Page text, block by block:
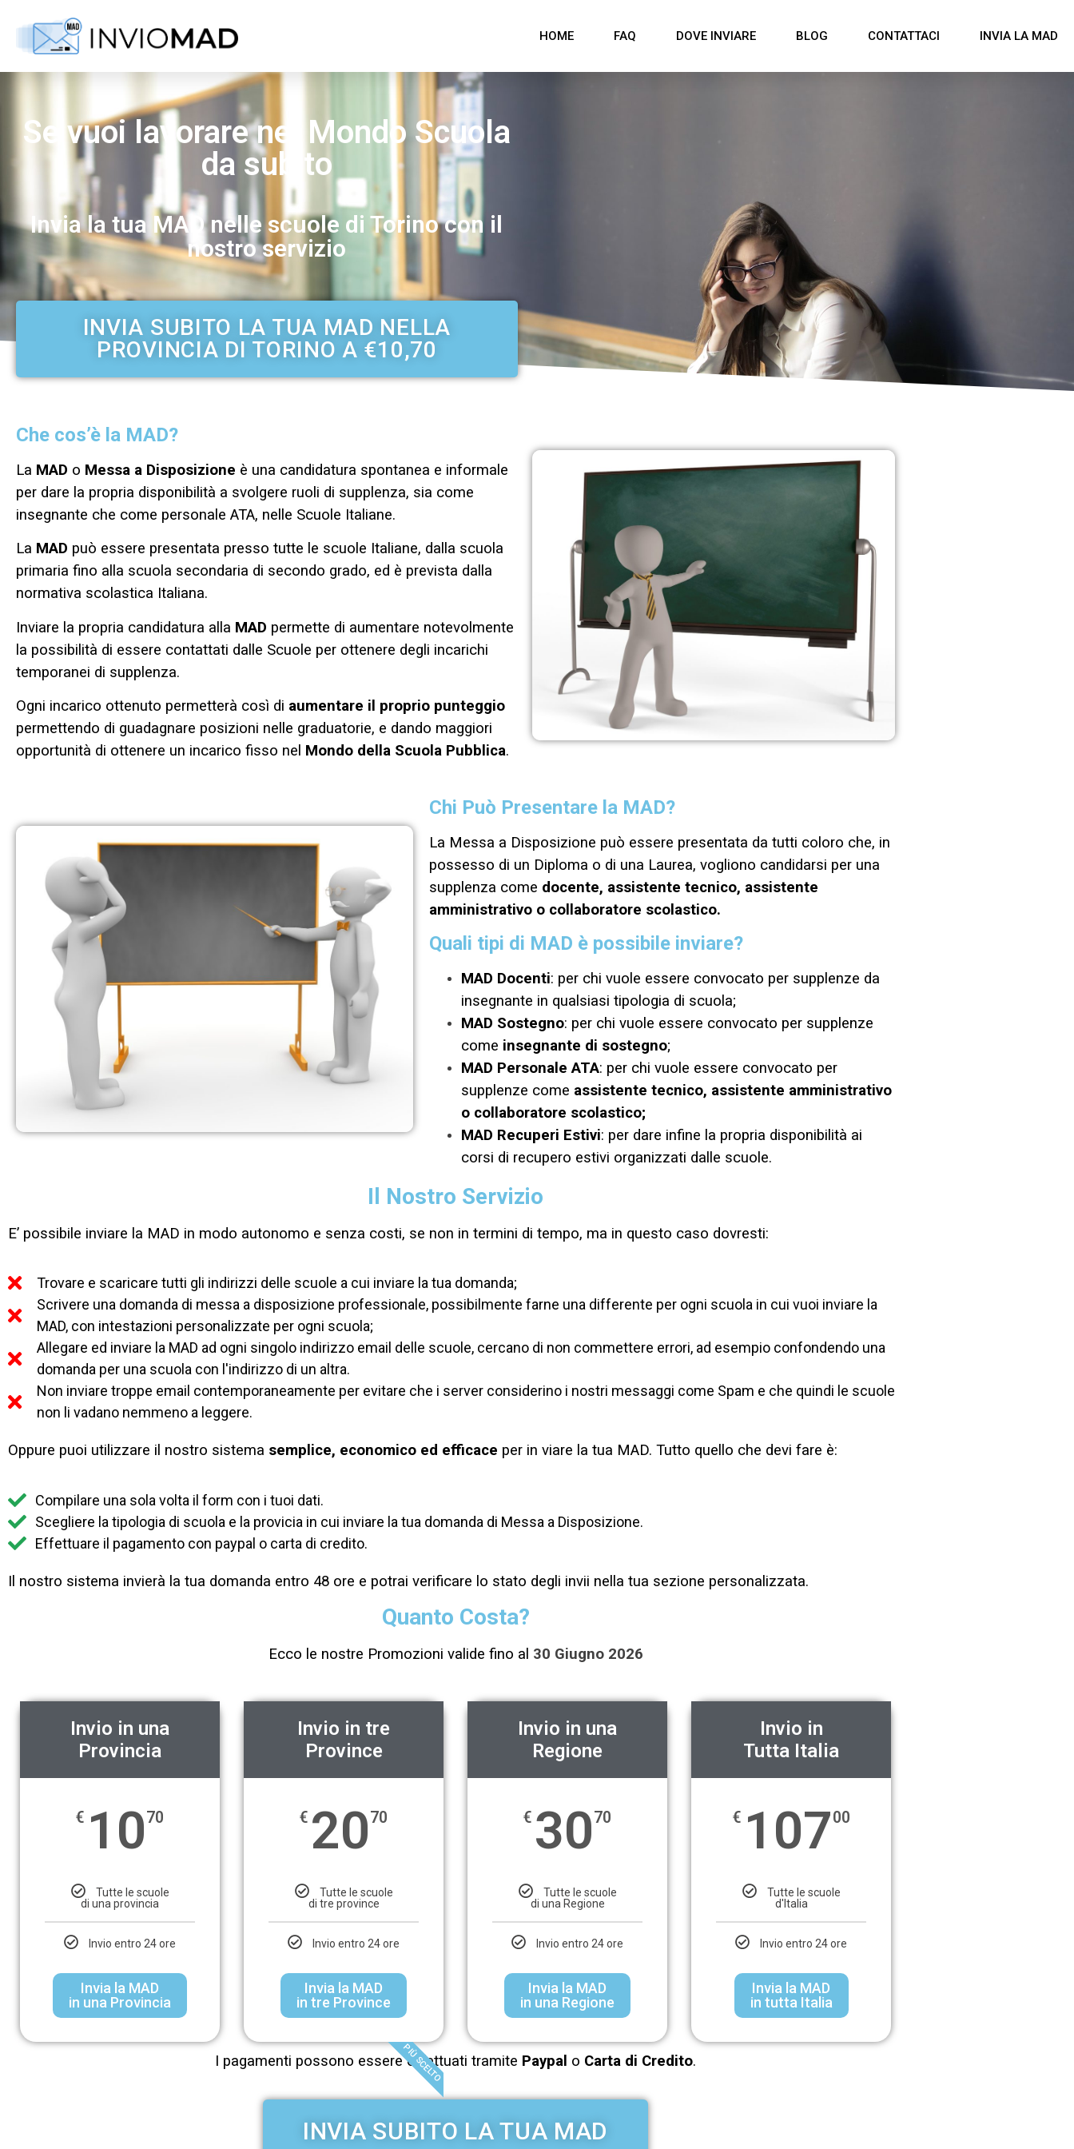
HOME FAQ DOVE INVIARE BLOG CONTATTACI INVIA LA MAD
Se vuoi lavorare nel Mondo Scuola
da subito
Invia la tua MAD nelle scuole di Torino con il
nostro servizio
INVIA SUBITO LA TUA MAD NELLA
PROVINCIA DI TORINO A €10,70
Che cos’è la MAD?
La MAD o Messa a Disposizione è una candidatura spontanea e informale
per dare la propria disponibilità a svolgere ruoli di supplenza, sia come
insegnante che come personale ATA, nelle Scuole Italiane.
La MAD può essere presentata presso tutte le scuole Italiane, dalla scuola
primaria fino alla scuola secondaria di secondo grado, ed è prevista dalla
normativa scolastica Italiana.
Inviare la propria candidatura alla MAD permette di aumentare notevolmente
la possibilità di essere contattati dalle Scuole per ottenere degli incarichi
temporanei di supplenza.
Ogni incarico ottenuto permetterà così di aumentare il proprio punteggio
permettendo di guadagnare posizioni nelle graduatorie, e dando maggiori
opportunità di ottenere un incarico fisso nel Mondo della Scuola Pubblica.
Chi Può Presentare la MAD?
La Messa a Disposizione può essere presentata da tutti coloro che, in
possesso di un Diploma o di una Laurea, vogliono candidarsi per una
supplenza come docente, assistente tecnico, assistente
amministrativo o collaboratore scolastico.
Quali tipi di MAD è possibile inviare?
MAD Docenti: per chi vuole essere convocato per supplenze da
insegnante in qualsiasi tipologia di scuola;
MAD Sostegno: per chi vuole essere convocato per supplenze
come insegnante di sostegno;
MAD Personale ATA: per chi vuole essere convocato per
supplenze come assistente tecnico, assistente amministrativo
o collaboratore scolastico;
MAD Recuperi Estivi: per dare infine la propria disponibilità ai
corsi di recupero estivi organizzati dalle scuole.
Il Nostro Servizio
E’ possibile inviare la MAD in modo autonomo e senza costi, se non in termini di tempo, ma in questo caso dovresti:
Trovare e scaricare tutti gli indirizzi delle scuole a cui inviare la tua domanda;
Scrivere una domanda di messa a disposizione professionale, possibilmente farne una differente per ogni scuola in cui vuoi inviare la
MAD, con intestazioni personalizzate per ogni scuola;
Allegare ed inviare la MAD ad ogni singolo indirizzo email delle scuole, cercano di non commettere errori, ad esempio confondendo una
domanda per una scuola con l'indirizzo di un altra.
Non inviare troppe email contemporaneamente per evitare che i server considerino i nostri messaggi come Spam e che quindi le scuole
non li vadano nemmeno a leggere.
Oppure puoi utilizzare il nostro sistema semplice, economico ed efficace per in viare la tua MAD. Tutto quello che devi fare è:
Compilare una sola volta il form con i tuoi dati.
Scegliere la tipologia di scuola e la provicia in cui inviare la tua domanda di Messa a Disposizione.
Effettuare il pagamento con paypal o carta di credito.
Il nostro sistema invierà la tua domanda entro 48 ore e potrai verificare lo stato degli invii nella tua sezione personalizzata.
Quanto Costa?
Ecco le nostre Promozioni valide fino al 30 Giugno 2026
Invio in una
Provincia
€ 1070
Tutte le scuole
di una provincia
Invio entro 24 ore
Invia la MAD
in una Provincia
Invio in tre
Province
€ 2070
Tutte le scuole
di tre province
Invio entro 24 ore
Invia la MAD
in tre Province
PIÙ SCELTO
Invio in una
Regione
€ 3070
Tutte le scuole
di una Regione
Invio entro 24 ore
Invia la MAD
in una Regione
Invio in
Tutta Italia
€ 10700
Tutte le scuole
d'Italia
Invio entro 24 ore
Invia la MAD
in tutta Italia
I pagamenti possono essere effettuati tramite Paypal o Carta di Credito.
INVIA SUBITO LA TUA MAD